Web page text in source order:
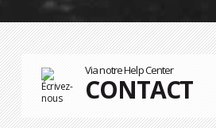
Via notre Help Center
CONTACT